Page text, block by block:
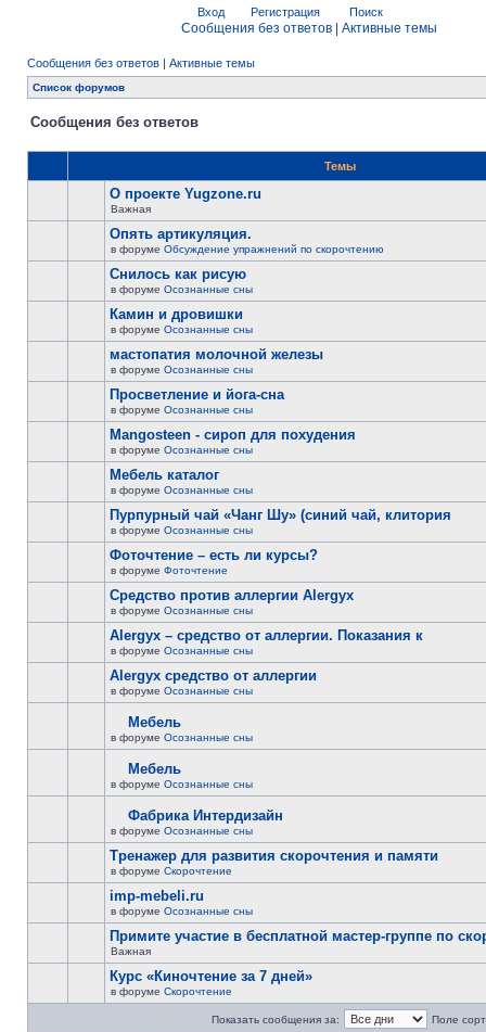
Вход Регистрация Поиск
Сообщения без ответов Активные темы
Сообщения без ответов | Активные темы
Список форумов
Сообщения без ответов
Темы
О проекте Yugzone.ru
Важная
Опять артикуляция.
в форуме Обсуждение упражнений по скорочтению
Снилось как рисую
в форуме Осознанные сны
Камин и дровишки
в форуме Осознанные сны
мастопатия молочной железы
в форуме Осознанные сны
Просветление и йога-сна
в форуме Осознанные сны
Mangosteen - сироп для похудения
в форуме Осознанные сны
Мебель каталог
в форуме Осознанные сны
Пурпурный чай «Чанг Шу» (синий чай, клитория
в форуме Осознанные сны
Фоточтение – есть ли курсы?
в форуме Фоточтение
Cредство против аллергии Alergyx
в форуме Осознанные сны
Alergyx – средство от аллергии. Показания к
в форуме Осознанные сны
Alergyx средство от аллергии
в форуме Осознанные сны
Мебель
в форуме Осознанные сны
Мебель
в форуме Осознанные сны
Фабрика Интердизайн
в форуме Осознанные сны
Тренажер для развития скорочтения и памяти
в форуме Скорочтение
imp-mebeli.ru
в форуме Осознанные сны
Примите участие в бесплатной мастер-группе по
Важная
Курс «Киночтение за 7 дней»
в форуме Скорочтение
Показать сообщения за: Поле